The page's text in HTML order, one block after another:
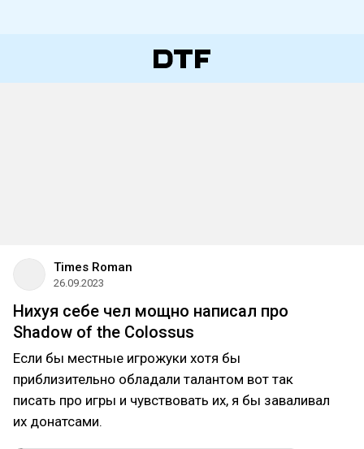
Times Roman
26.09.2023
Нихуя себе чел мощно написал про
Shadow of the Colossus
Если бы местные игрожуки хотя бы
приблизительно обладали талантом вот так
писать про игры и чувствовать их, я бы заваливал
их донатсами.